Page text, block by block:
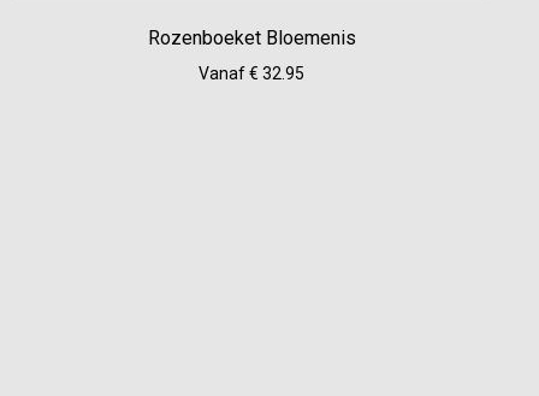
Rozenboeket Bloemenis
Vanaf € 32.95